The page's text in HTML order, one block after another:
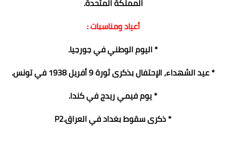
أعياد ومناسبات :
* اليوم الوطني في جورجيا.
* عيد الشهداء، الإحتفال بذكرى ثورة 9 أفريل 1938 في تونس.
* يوم فيمي ريدج في كندا.
* ذكرى سقوط بغداد في العراق.P2